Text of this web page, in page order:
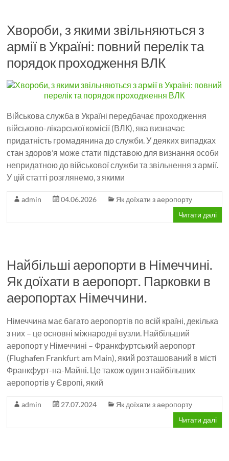
Хвороби, з якими звільняються з
армії в Україні: повний перелік та
порядок проходження ВЛК
Військова служба в Україні передбачає проходження
військово-лікарської комісії (ВЛК), яка визначає
придатність громадянина до служби. У деяких випадках
стан здоров’я може стати підставою для визнання особи
непридатною до військової служби та звільнення з армії.
У цій статті розглянемо, з якими
admin 04.06.2026
Як доїхати з аеропорту
Читати далі
Найбільші аеропорти в Німеччині.
Як доїхати в аеропорт. Парковки в
аеропортах Німеччини.
Німеччина має багато аеропортів по всій країні, декілька
з них – це основні міжнародні вузли. Найбільший
аеропорт у Німеччині – Франкфуртський аеропорт
(Flughafen Frankfurt am Main), який розташований в місті
Франкфурт-на-Майні. Це також один з найбільших
аеропортів у Європі, який
admin 27.07.2024
Як доїхати з аеропорту
Читати далі